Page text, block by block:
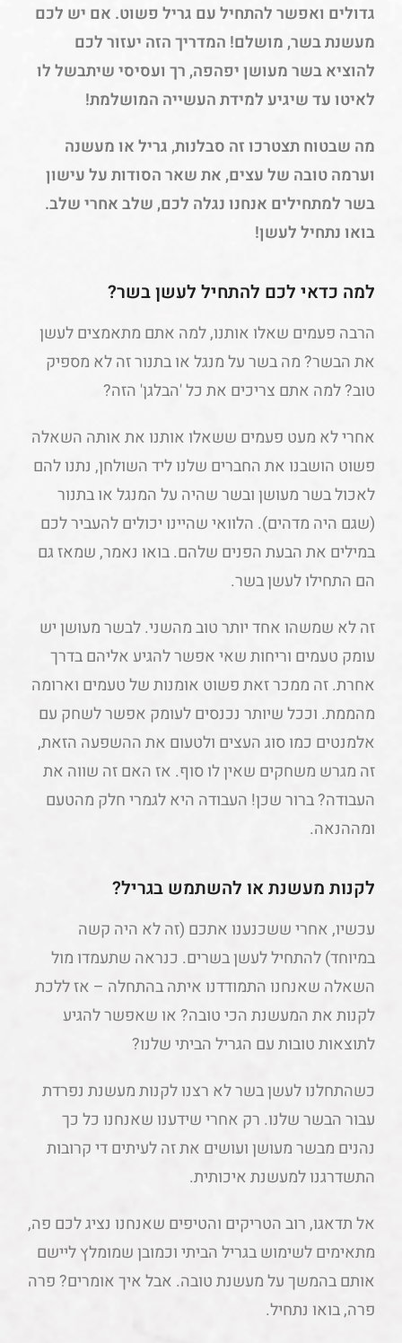
גדולים ואפשר להתחיל עם גריל פשוט. אם יש לכם
מעשנת בשר, מושלם! המדריך הזה יעזור לכם
להוציא בשר מעושן יפהפה, רך ועסיסי שיתבשל לו
לאיטו עד שיגיע למידת העשייה המושלמת!
מה שבטוח תצטרכו זה סבלנות, גריל או מעשנה
וערמה טובה של עצים, את שאר הסודות על עישון
בשר למתחילים אנחנו נגלה לכם, שלב אחרי שלב.
בואו נתחיל לעשן!
למה כדאי לכם להתחיל לעשן בשר?
הרבה פעמים שאלו אותנו, למה אתם מתאמצים לעשן
את הבשר? מה בשר על מנגל או בתנור זה לא מספיק
טוב? למה אתם צריכים את כל 'הבלגן' הזה?
אחרי לא מעט פעמים ששאלו אותנו את אותה השאלה
פשוט הושבנו את החברים שלנו ליד השולחן, נתנו להם
לאכול בשר מעושן ובשר שהיה על המנגל או בתנור
(שגם היה מדהים). הלוואי שהיינו יכולים להעביר לכם
במילים את הבעת הפנים שלהם. בואו נאמר, שמאז גם
הם התחילו לעשן בשר.
זה לא שמשהו אחד יותר טוב מהשני. לבשר מעושן יש
עומק טעמים וריחות שאי אפשר להגיע אליהם בדרך
אחרת. זה ממכר זאת פשוט אומנות של טעמים וארומה
מהממת. וככל שיותר נכנסים לעומק אפשר לשחק עם
אלמנטים כמו סוג העצים ולטעום את ההשפעה הזאת,
זה מגרש משחקים שאין לו סוף. אז האם זה שווה את
העבודה? ברור שכן! העבודה היא לגמרי חלק מהטעם
ומההנאה.
לקנות מעשנת או להשתמש בגריל?
עכשיו, אחרי ששכנענו אתכם (זה לא היה קשה
במיוחד) להתחיל לעשן בשרים. כנראה שתעמדו מול
השאלה שאנחנו התמודדנו איתה בהתחלה – אז ללכת
לקנות את המעשנת הכי טובה? או שאפשר להגיע
לתוצאות טובות עם הגריל הביתי שלנו?
כשהתחלנו לעשן בשר לא רצנו לקנות מעשנת נפרדת
עבור הבשר שלנו. רק אחרי שידענו שאנחנו כל כך
נהנים מבשר מעושן ועושים את זה לעיתים די קרובות
התשדרגנו למעשנת איכותית.
אל תדאגו, רוב הטריקים והטיפים שאנחנו נציג לכם פה,
מתאימים לשימוש בגריל הביתי וכמובן שמומלץ ליישם
אותם בהמשך על מעשנת טובה. אבל איך אומרים? פרה
פרה, בואו נתחיל.